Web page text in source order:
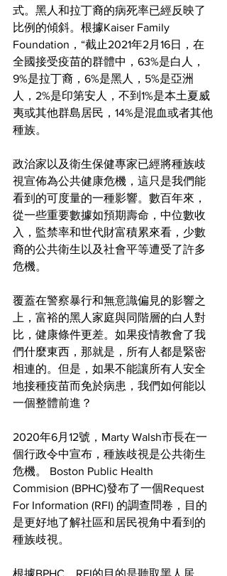
式。黑人和拉丁裔的病死率已經反映了
比例的傾斜。根據Kaiser Family
Foundation，“截止2021年2月16日，在
全國接受疫苗的群體中，63%是白人，
9%是拉丁裔，6%是黑人，5%是亞洲
人，2%是印第安人，不到1%是本土夏威
夷或其他群島居民，14%是混血或者其他
種族。
政治家以及衛生保健專家已經將種族歧
視宣佈為公共健康危機，這只是我們能
看到的可度量的一種影響。數百年來，
從一些重要數據如預期壽命，中位數收
入，監禁率和世代財富積累來看，少數
裔的公共衛生以及社會平等遭受了許多
危機。
覆蓋在警察暴行和無意識偏見的影響之
上，富裕的黑人家庭與同階層的白人對
比，健康條件更差。如果疫情教會了我
們什麼東西，那就是，所有人都是緊密
相連的。但是，如果不能讓所有人安全
地接種疫苗而免於病患，我們如何能以
一個整體前進？
2020年6月12號，Marty Walsh市長在一
個行政令中宣布，種族歧視是公共衛生
危機。 Boston Public Health
Commision (BPHC)發布了一個Request
For Information (RFI) 的調查問卷，目的
是更好地了解社區和居民視角中看到的
種族歧視。
根據BPHC，RFI的目的是聽取黑人居